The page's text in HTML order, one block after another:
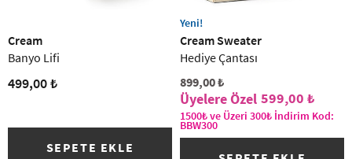
Cream
Banyo Lifi
499,00 ₺
SEPETE EKLE
Yeni!
Cream Sweater
Hediye Çantası
899,00 ₺
599,00 ₺
1500₺ ve Üzeri 300₺ İndirim Kod:
BBW300